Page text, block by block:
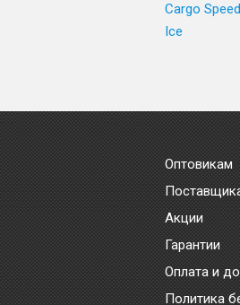
Cargo
Ice
Оптовикам
Акции
Гарантии
Оплата и
Политика